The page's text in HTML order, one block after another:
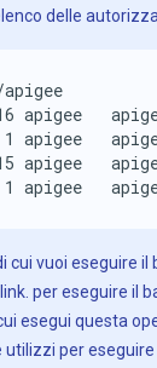
delle
1 apigee
1 apigee
cui vuoi eseguire il
per eseguire il
esegui questa
per eseguire